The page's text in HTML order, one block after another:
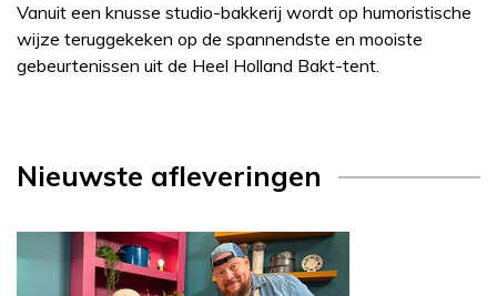
Vanuit een knusse studio-bakkerij wordt op humoristische
wijze teruggekeken op de spannendste en mooiste
gebeurtenissen uit de Heel Holland Bakt-tent.
Nieuwste afleveringen